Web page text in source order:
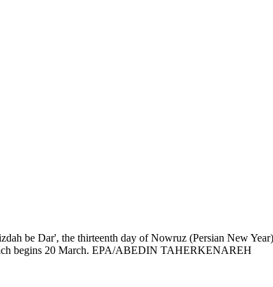
be Dar', the thirteenth day of Nowruz (Persian New
begins 20 March. EPA/ABEDIN TAHERKENAREH